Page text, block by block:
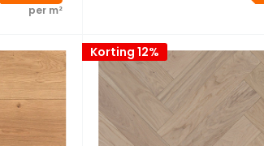
per m²
Korting 12%